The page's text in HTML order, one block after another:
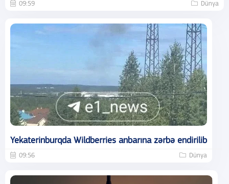
09:59 Dünya
Yekaterinburqda Wildberries anbarına zərbə endirilib
09:56 Dünya